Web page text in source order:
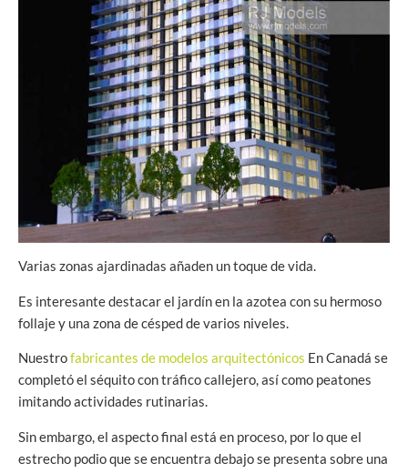
Varias zonas ajardinadas añaden un toque de vida.
Es interesante destacar el jardín en la azotea con su hermoso
follaje y una zona de césped de varios niveles.
Nuestrofabricantes de modelos arquitectónicos En Canadá se
completó el séquito con tráfico callejero, así como peatones
imitando actividades rutinarias.
Sin embargo, el aspecto final está en proceso, por lo que el
estrecho podio que se encuentra debajo se presenta sobre una